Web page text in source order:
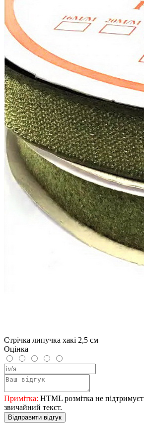
Стрічка липучка хакі 2,5 см
Оцінка
Примітка: HTML розмітка не
звичайний текст.
Відправити відгук